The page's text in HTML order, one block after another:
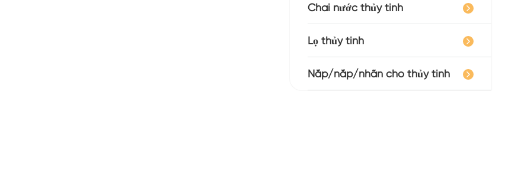
Chai nước thủy tinh
Lọ thủy tinh
Nắp/nắp/nhãn cho thủy tinh